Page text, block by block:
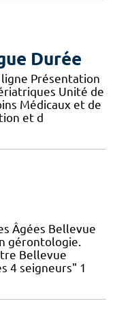
Durée
ligne Présentation
Unité de
Médicaux et de
et d
Âgées Bellevue
gérontologie.
Bellevue
4 seigneurs" 1